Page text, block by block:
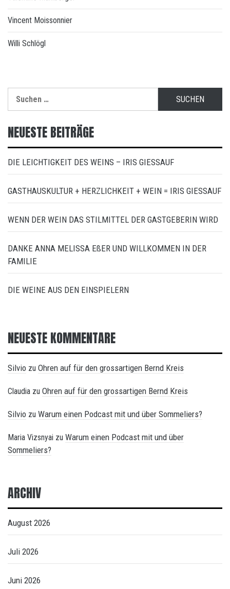
Vincent Moissonnier
Willi Schlögl
nach:
NEUESTE BEITRÄGE
DIE LEICHTIGKEIT DES WEINS – IRIS GIESSAUF
GASTHAUSKULTUR + HERZLICHKEIT + WEIN = IRIS GIESSAUF
WENN DER WEIN DAS STILMITTEL DER GASTGEBERIN WIRD
DANKE ANNA MELISSA EßER UND WILLKOMMEN IN DER
FAMILIE
DIE WEINE AUS DEN EINSPIELERN
NEUESTE KOMMENTARE
Silvio zu Ohren auf für den grossartigen Bernd Kreis
Claudia zu Ohren auf für den grossartigen Bernd Kreis
Silvio zu Warum einen Podcast mit und über Sommeliers?
Maria Vizsnyai zu Warum einen Podcast mit und über
Sommeliers?
ARCHIV
August 2026
Juli 2026
Juni 2026